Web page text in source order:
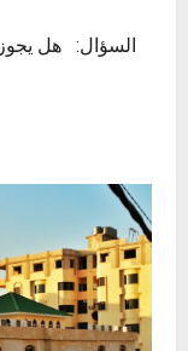
السؤال: هل يجوز